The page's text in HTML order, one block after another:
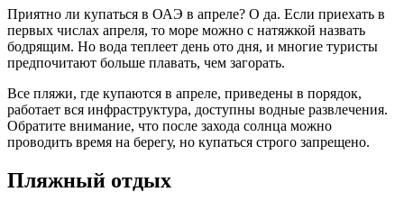
Приятно ли купаться в ОАЭ в апреле? О да. Если приехать в
первых числах апреля, то море можно с натяжкой назвать
бодрящим. Но вода теплеет день ото дня, и многие туристы
предпочитают больше плавать, чем загорать.
Все пляжи, где купаются в апреле, приведены в порядок,
работает вся инфраструктура, доступны водные развлечения.
Обратите внимание, что после захода солнца можно
проводить время на берегу, но купаться строго запрещено.
Пляжный отдых